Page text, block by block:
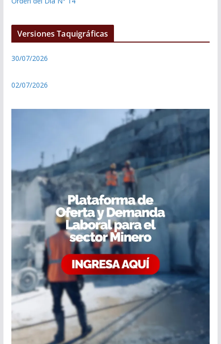
Versiones Taquigráficas
30/07/2026
02/07/2026